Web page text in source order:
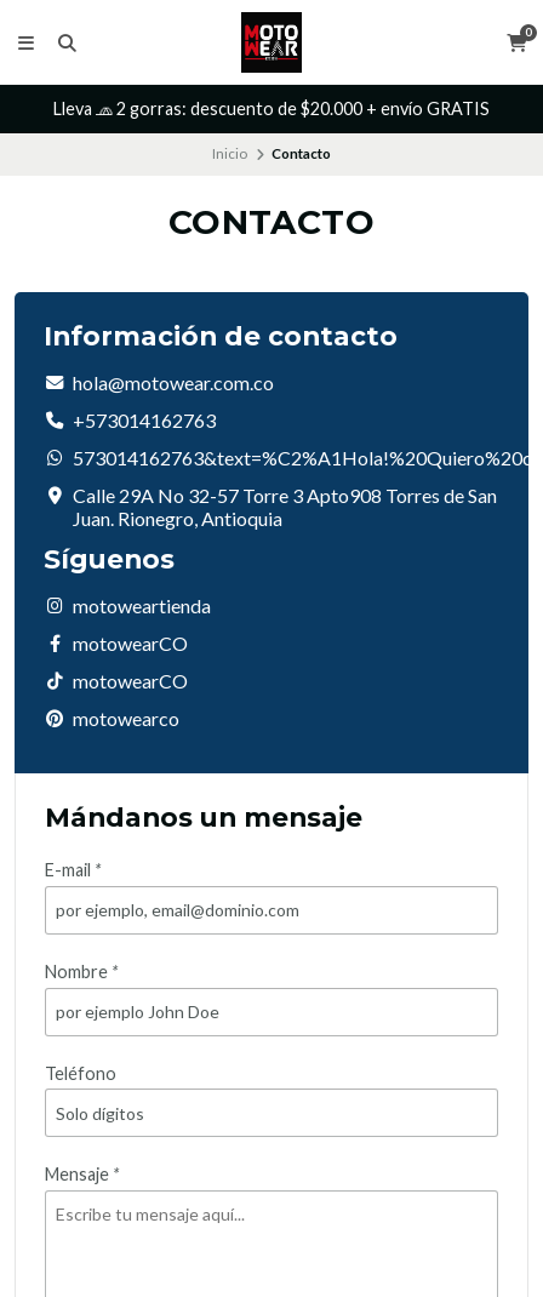
0
Lleva 🧢 2 gorras: descuento de $20.000 + envío GRATIS
Inicio Contacto
CONTACTO
Información de contacto
hola@motowear.com.co
+573014162763
Calle 29A No 32-57 Torre 3 Apto908 Torres de San
Juan. Rionegro, Antioquia
Síguenos
motoweartienda
motowearCO
motowearCO
motowearco
Mándanos un mensaje
E-mail *
Nombre *
Teléfono
Mensaje *